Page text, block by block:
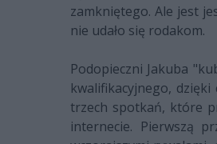
zamkniętego. Ale jest
nie udało się rodakom.
Podopieczni Jakuba
kwalifikacyjnego,
trzech spotkań, które
internecie. Pierwszą